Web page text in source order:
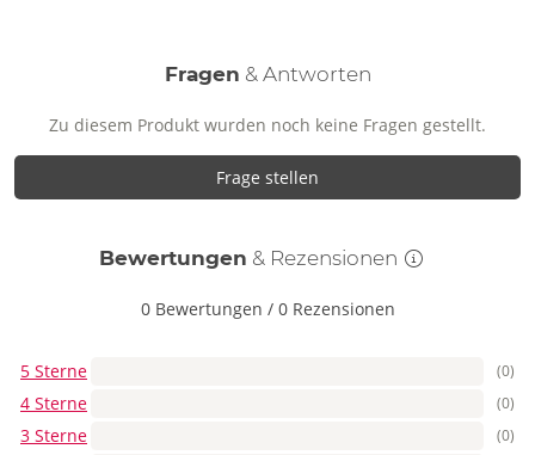
Fragen & Antworten
Zu diesem Produkt wurden noch keine Fragen gestellt.
Frage stellen
Bewertungen & Rezensionen
0 Bewertungen / 0 Rezensionen
5 Sterne (0)
4 Sterne (0)
3 Sterne (0)